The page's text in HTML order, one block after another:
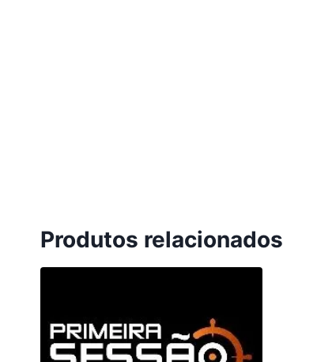
Produtos relacionados